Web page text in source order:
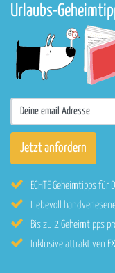
Urlaubs-
ECHTE Geheimtipps
Liebevoll
Bis zu 2 Geheimtipps
Inklusive attraktiven